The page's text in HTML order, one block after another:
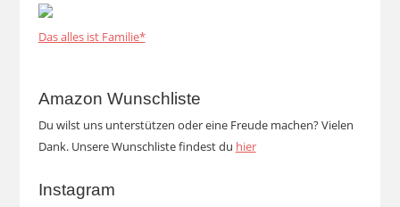
Das alles ist Familie*
Amazon Wunschliste
Du wilst uns unterstützen oder eine Freude machen? Vielen
Dank. Unsere Wunschliste findest du hier
Instagram